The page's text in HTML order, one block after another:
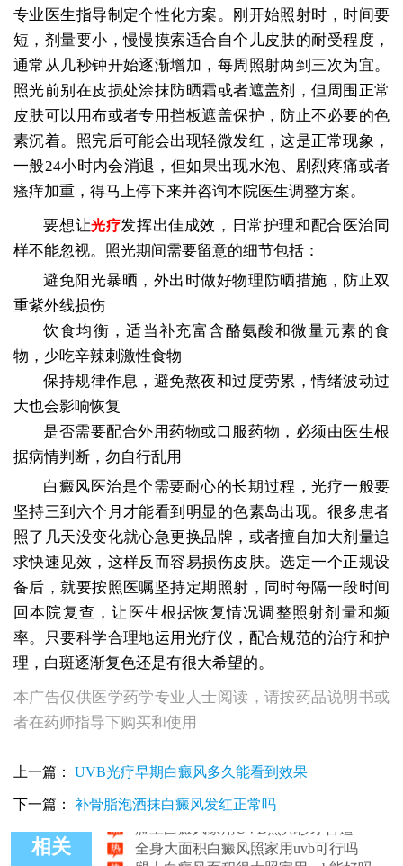
专业医生指导制定个性化方案。刚开始照射时，时间要
短，剂量要小，慢慢摸索适合自个儿皮肤的耐受程度，
通常从几秒钟开始逐渐增加，每周照射两到三次为宜。
照光前别在皮损处涂抹防晒霜或者遮盖剂，但周围正常
皮肤可以用布或者专用挡板遮盖保护，防止不必要的色
素沉着。照完后可能会出现轻微发红，这是正常现象，
一般24小时内会消退，但如果出现水泡、剧烈疼痛或者
瘙痒加重，得马上停下来并咨询本院医生调整方案。
要想让光疗发挥出佳成效，日常护理和配合医治同
样不能忽视。照光期间需要留意的细节包括：
避免阳光暴晒，外出时做好物理防晒措施，防止双
重紫外线损伤
饮食均衡，适当补充富含酪氨酸和微量元素的食
物，少吃辛辣刺激性食物
保持规律作息，避免熬夜和过度劳累，情绪波动过
大也会影响恢复
是否需要配合外用药物或口服药物，必须由医生根
据病情判断，勿自行乱用
白癜风医治是个需要耐心的长期过程，光疗一般要
坚持三到六个月才能看到明显的色素岛出现。很多患者
照了几天没变化就心急更换品牌，或者擅自加大剂量追
求快速见效，这样反而容易损伤皮肤。选定一个正规设
备后，就要按照医嘱坚持定期照射，同时每隔一段时间
回本院复查，让医生根据恢复情况调整照射剂量和频
率。只要科学合理地运用光疗仪，配合规范的治疗和护
理，白斑逐渐复色还是有很大希望的。
本广告仅供医学药学专业人士阅读，请按药品说明书或
者在药师指导下购买和使用
上一篇： UVB光疗早期白癜风多久能看到效果
下一篇： 补骨脂泡酒抹白癜风发红正常吗
相关
白癜风照家用uvb以后涂他克莫司怎么样
白癜风家用UVB紫外线能不能每天照
脸上白癜风家用UVB照几秒才合适
全身大面积白癜风照家用uvb可行吗
腿上白癜风面积很大照家用uvb能好吗